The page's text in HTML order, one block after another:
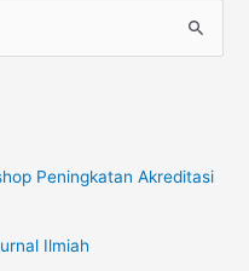
Peningkatan Akreditasi
Ilmiah